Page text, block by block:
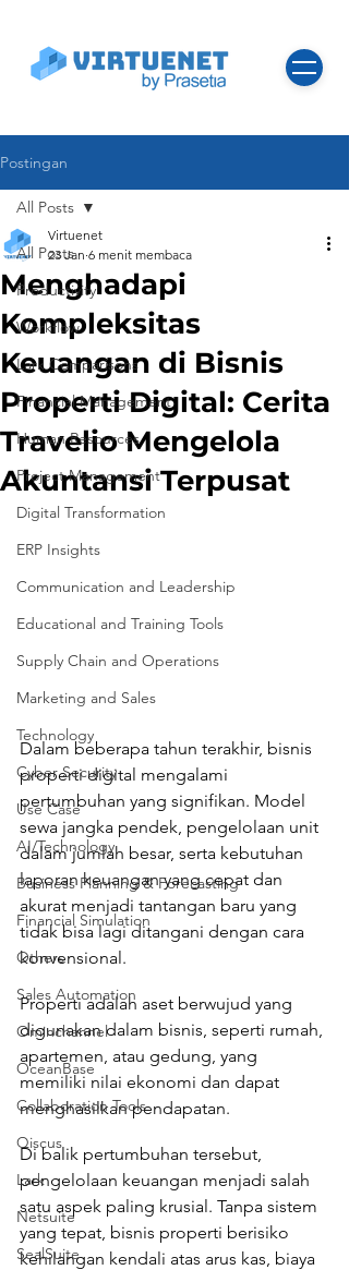
Postingan
All Posts
Productivity
Workflow
Lark Comparisons
Financial Management
Human Resources
Project Management
Digital Transformation
ERP Insights
Communication and Leadership
Educational and Training Tools
Supply Chain and Operations
Marketing and Sales
Technology
Cyber Security
Use Case
AI/Technology
Business Planning & Forecasting
Financial Simulation
Others
Sales Automation
Ominchannel
OceanBase
Collaboration Tools
Qiscus
Lark
Netsuite
SealSuite
All Posts
Menghadapi
Kompleksitas
Keuangan di Bisnis
Properti Digital: Cerita
Travelio Mengelola
Akuntansi Terpusat
Virtuenet
23 Jan 6 menit membaca
Dalam beberapa tahun terakhir, bisnis
properti digital mengalami
pertumbuhan yang signifikan. Model
sewa jangka pendek, pengelolaan unit
dalam jumlah besar, serta kebutuhan
laporan keuangan yang cepat dan
akurat menjadi tantangan baru yang
tidak bisa lagi ditangani dengan cara
konvensional.
Properti adalah aset berwujud yang
digunakan dalam bisnis, seperti rumah,
apartemen, atau gedung, yang
memiliki nilai ekonomi dan dapat
menghasilkan pendapatan.
Di balik pertumbuhan tersebut,
pengelolaan keuangan menjadi salah
satu aspek paling krusial. Tanpa sistem
yang tepat, bisnis properti berisiko
kehilangan kendali atas arus kas, biaya